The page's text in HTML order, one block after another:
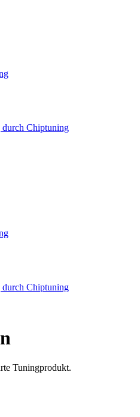
durch Chiptuning
durch Chiptuning
Tuningprodukt.